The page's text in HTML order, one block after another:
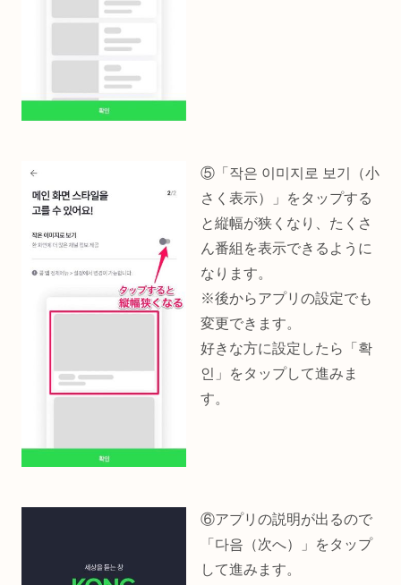
⑤「작은 이미지로 보기（小
さく表示）」をタップする
と縦幅が狭くなり、たくさ
ん番組を表示できるように
なります。
※後からアプリの設定でも
変更できます。
好きな方に設定したら「확
인」をタップして進みま
す。
⑥アプリの説明が出るので
「다음（次へ）」をタップ
して進みます。